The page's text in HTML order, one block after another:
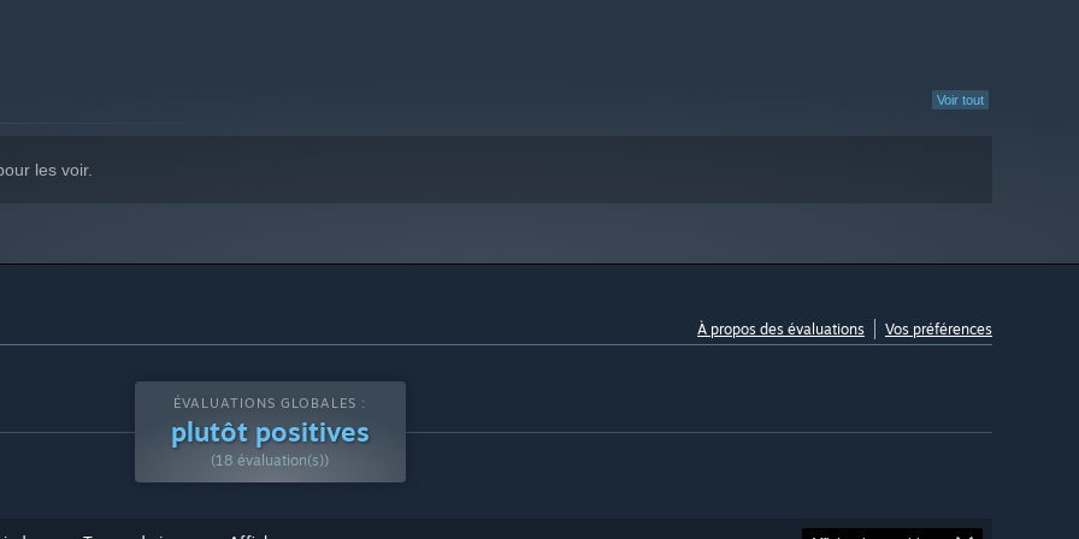
Voir tout
les voir.
À propos des évaluations Vos préférences
ÉVALUATIONS GLOBALES :
plutôt positives
(18 évaluation(s))